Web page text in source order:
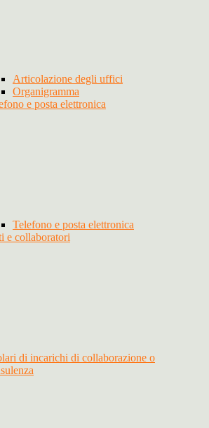
Articolazione degli uffici
Organigramma
e posta elettronica
Telefono e posta elettronica
e collaboratori
di incarichi di collaborazione o